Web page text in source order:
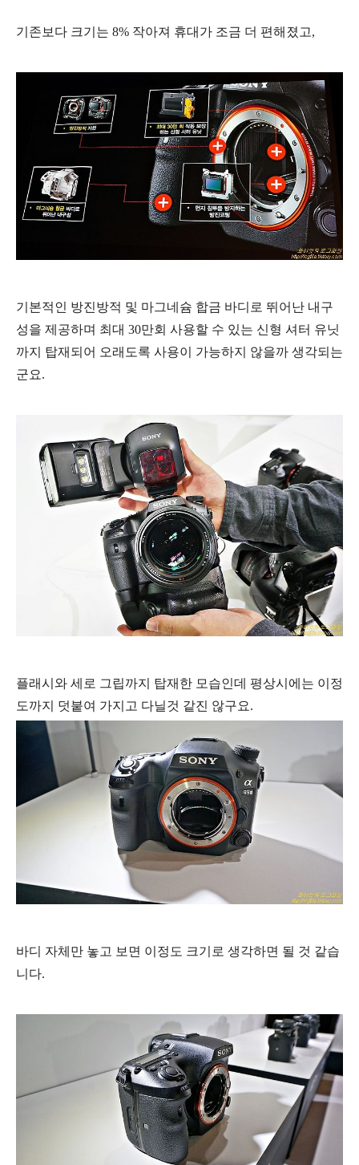
기존보다 크기는 8% 작아져 휴대가 조금 더 편해졌고,
기본적인 방진방적 및 마그네슘 합금 바디로 뛰어난 내구
성을 제공하며 최대 30만회 사용할 수 있는 신형 셔터 유닛
까지 탑재되어 오래도록 사용이 가능하지 않을까 생각되는
군요.
플래시와 세로 그립까지 탑재한 모습인데 평상시에는 이정
도까지 덧붙여 가지고 다닐것 같진 않구요.
바디 자체만 놓고 보면 이정도 크기로 생각하면 될 것 같습
니다.